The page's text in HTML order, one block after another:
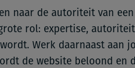
naar de autoriteit van
rol: expertise,
Werk daarnaast aan
de website beloond